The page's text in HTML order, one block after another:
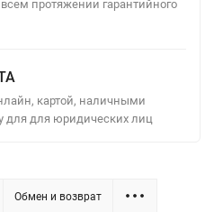
протяжении гарантийного
картой, наличными
для для юридических лиц
Обмен и возврат